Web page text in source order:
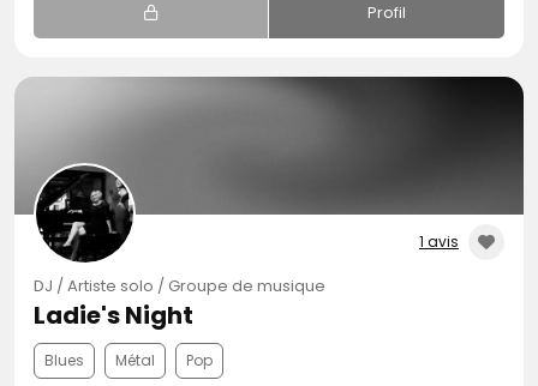
Profil
1 avis
DJ / Artiste solo / Groupe de musique
Ladie's Night
Blues Métal Pop